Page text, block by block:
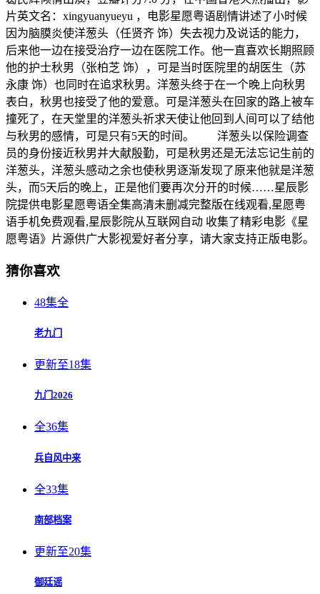
片英文名：xingyuanyueyu ，电影星愿粤语剧情讲述了小时候
因为脑膜炎使洋葱头（任贤齐 饰）失去视力及说话的能力，
后来他一边在接受治疗一边在医院工作。他一直喜欢长期照顾
他的护士秋男（张柏芝 饰），可是当时医院里的胡医生（苏
永康 饰）也同时在追求秋男。洋葱头终于在一个晚上向秋男
表白，秋男也接受了他的爱意。可是洋葱头在回家的路上被车
撞死了，在天堂里的洋葱头祈求天使让他回到人间可以了结他
与秋男的感情，可是只有5天的时间。 洋葱头以保险调查
员的身份接近秋男并大献殷勤，可是秋男还是无法忘记生前的
洋葱头，洋葱头感动之余也使秋男逐渐发现了原来他就是洋葱
头，而5天后的晚上，正是他们要再次分开的时候……星辰影
院提供电影星愿粤语全集高清未删减完整版在线观看,星愿粤
语手机免费观看,星辰影院从互联网自动 收集了精彩电影《星
愿粤语》片源供广大影视爱好者分享，请大家支持正版电影。
猜你喜欢
48集全
老九门
更新至18集
九门2026
全36集
兵自风中来
全33集
南部档案
更新至20集
御廷谣